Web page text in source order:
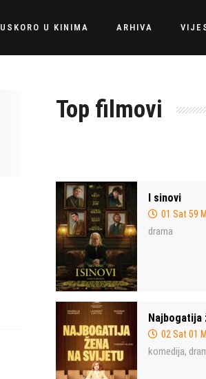
USKORO U KINIMA ARHIVA
Top filmovi
I sinovi
01 Sat 59
drama
Najbogatija
02 Sat 01
komedija,